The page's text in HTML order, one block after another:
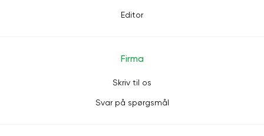
Editor
Firma
Skriv til os
Svar på spørgsmål